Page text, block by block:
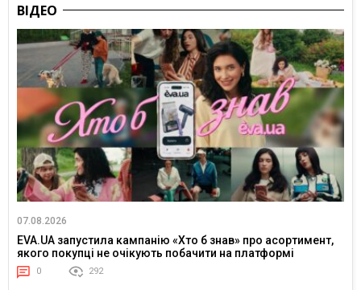
ВІДЕО
07.08.2026
EVA.UA запустила кампанію «Хто б знав» про асортимент,
якого покупці не очікують побачити на платформі
0 292